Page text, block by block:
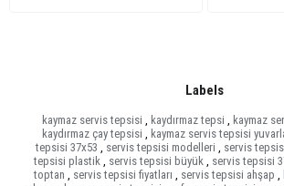
Labels
kaymaz servis tepsisi , kaydırmaz tepsi , kaymaz
kaydırmaz çay tepsisi , kaymaz servis tepsisi
tepsisi 37x53 , servis tepsisi modelleri , servis
tepsisi plastik , servis tepsisi büyük , servis tepsisi
toptan , servis tepsisi fiyatları , servis tepsisi ahşap ,